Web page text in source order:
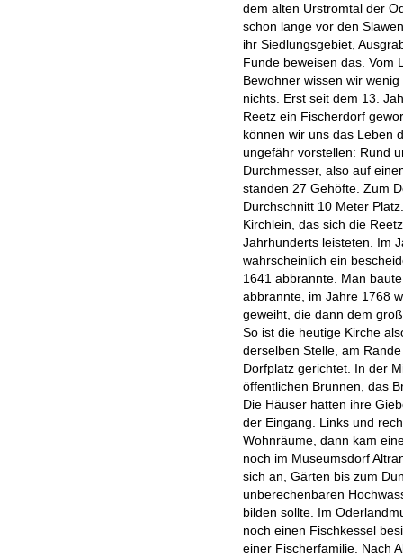
dem alten Urstromtal der
schon lange vor den
ihr Siedlungsgebiet,
Funde beweisen das. Vom
Bewohner wissen wir
nichts. Erst seit dem 13.
Reetz ein Fischerdorf
können wir uns das Leben
ungefähr vorstellen: Rund
Durchmesser, also auf
standen 27 Gehöfte. Zum
Durchschnitt 10 Meter
Kirchlein, das sich die
Jahrhunderts leisteten. Im
wahrscheinlich ein
1641 abbrannte. Man
abbrannte, im Jahre 1768
geweiht, die dann dem
So ist die heutige Kirche
derselben Stelle, am
Dorfplatz gerichtet. In der
öffentlichen Brunnen, das
Die Häuser hatten ihre
der Eingang. Links und
Wohnräume, dann kam
noch im Museumsdorf
sich an, Gärten bis zum
unberechenbaren
bilden sollte. Im
noch einen Fischkessel
einer Fischerfamilie. Nach